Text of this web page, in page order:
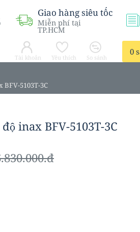
Giao hàng siêu tốc
Miễn phí tại
TP.HCM
Tài khoản Yêu thích So sánh
0
BFV-5103T-3C
inax BFV-5103T-3C